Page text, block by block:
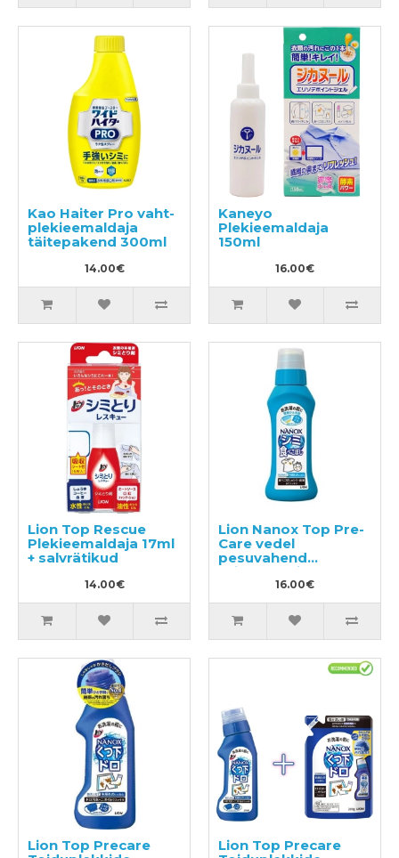
Kao Haiter Pro vaht-
plekieemaldaja
täitepakend 300ml
14.00€
Kaneyo
Plekieemaldaja
150ml
16.00€
Lion Top Rescue
Plekieemaldaja 17ml
+ salvrätikud
14.00€
Lion Nanox Top Pre-
Care vedel
pesuvahend
toiduplekkide
eemaldamiseks
riietelt 160g
16.00€
Lion Top Precare
Lion Top Precare